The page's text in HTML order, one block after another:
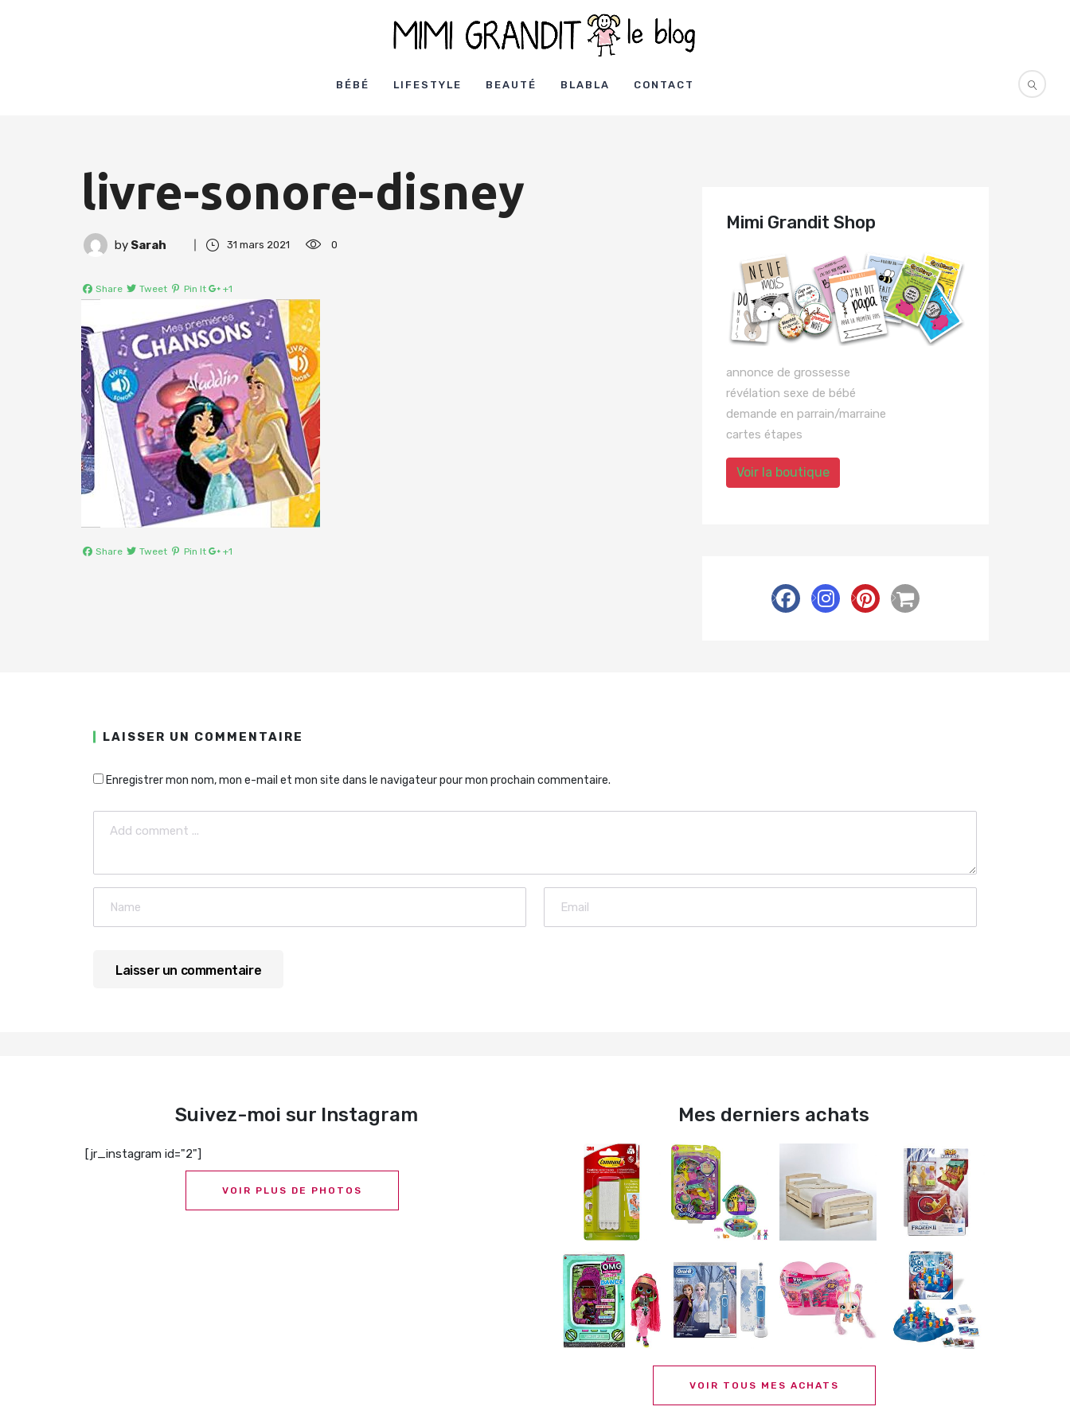
BÉBÉ LIFESTYLE BEAUTÉ BLABLA CONTACT
livre-sonore-disney
by Sarah 31 mars 2021 0
Share Tweet Pin It +1
Share Tweet Pin It +1
Mimi Grandit Shop
annonce de grossesse
révélation sexe de bébé
demande en parrain/marraine
cartes étapes
Voir la boutique
LAISSER UN COMMENTAIRE
Enregistrer mon nom, mon e-mail et mon site dans le navigateur pour mon prochain commentaire.
Suivez-moi sur Instagram
[jr_instagram id="2"]
VOIR PLUS DE PHOTOS
Mes derniers achats
VOIR TOUS MES ACHATS